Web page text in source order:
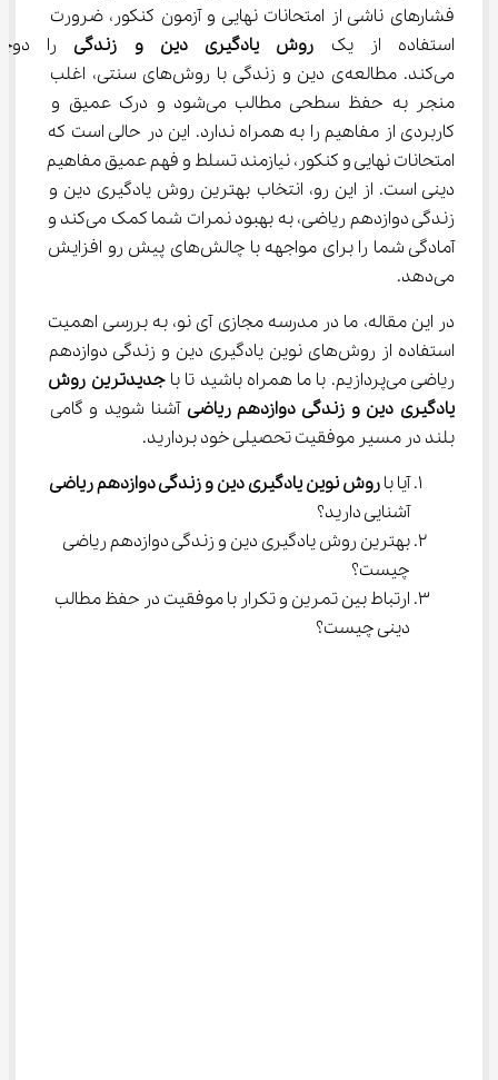
فشارهای ناشی از امتحانات نهایی و آزمون کنکور، ضرورت
استفاده از یک روش یادگیری دین و زندگی را
می‌کند. مطالعه‌ی دین و زندگی با روش‌های سنتی، اغلب
منجر به حفظ سطحی مطالب می‌شود و درک عمیق و
کاربردی از مفاهیم را به همراه ندارد. این در حالی است که
امتحانات نهایی و کنکور، نیازمند تسلط و فهم عمیق مفاهیم
دینی است. از این رو، انتخاب بهترین روش یادگیری دین و
زندگی دوازدهم ریاضی، به بهبود نمرات شما کمک می‌کند و
آمادگی شما را برای مواجهه با چالش‌های پیش رو افزایش
می‌دهد.
در این مقاله، ما در مدرسه مجازی آی نو، به بررسی اهمیت
استفاده از روش‌های نوین یادگیری دین و زندگی دوازدهم
ریاضی می‌پردازیم. با ما همراه باشید تا با
جدیدترین روش
یادگیری دین و زندگی دوازدهم ریاضی آشنا شوید و گامی
بلند در مسیر موفقیت تحصیلی خود بردارید.
آیا با روش نوین یادگیری دین و زندگی دوازدهم ریاضی
آشنایی دارید؟
بهترین روش یادگیری دین و زندگی دوازدهم ریاضی
چیست؟
ارتباط بین تمرین و تکرار با موفقیت در حفظ مطالب
دینی چیست؟